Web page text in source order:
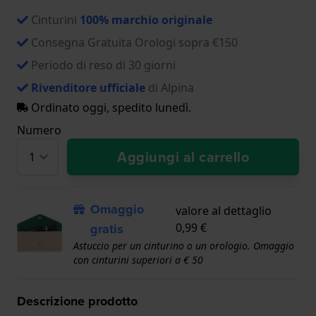
Cinturini 100% marchio originale
Consegna Gratuita Orologi sopra €150
Periodo di reso di 30 giorni
Rivenditore ufficiale di Alpina
Ordinato oggi, spedito lunedì.
Numero
Aggiungi al carrello
Omaggio
gratis
valore al dettaglio
0,99 €
Astuccio per un cinturino o un orologio. Omaggio
con cinturini superiori a € 50
Descrizione prodotto